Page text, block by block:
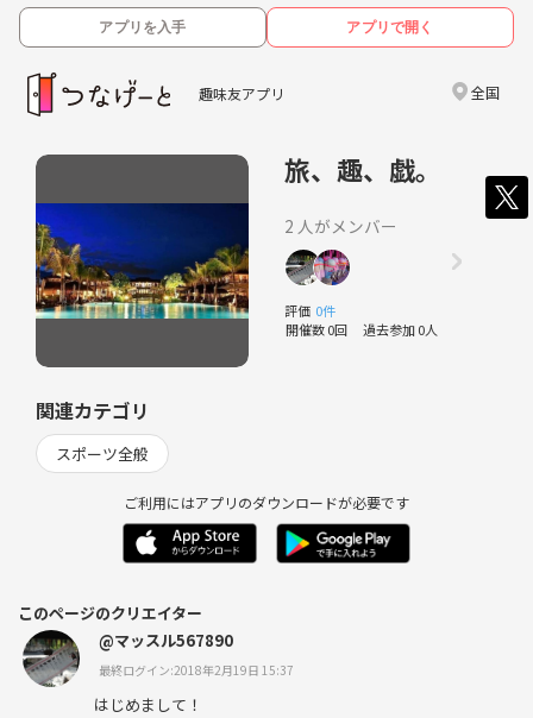
アプリを入手 アプリで開く
趣味友アプリ 全国
旅、趣、戯。
2 人がメンバー
評価 0件
開催数 0回 過去参加 0人
関連カテゴリ
スポーツ全般
ご利用にはアプリのダウンロードが必要です
このページのクリエイター
@マッスル567890
最終ログイン:2018年2月19日 15:37
はじめまして！